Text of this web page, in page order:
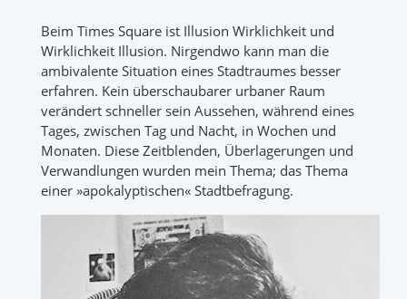
Beim Times Square ist Illusion Wirklichkeit und
Wirklichkeit Illusion. Nirgendwo kann man die
ambivalente Situation eines Stadtraumes besser
erfahren. Kein überschaubarer urbaner Raum
verändert schneller sein Aussehen, während eines
Tages, zwischen Tag und Nacht, in Wochen und
Monaten. Diese Zeitblenden, Überlagerungen und
Verwandlungen wurden mein Thema; das Thema
einer »apokalyptischen« Stadtbefragung.